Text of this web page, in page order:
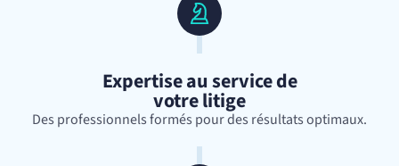
Expertise au service de
votre litige
Des professionnels formés pour des résultats optimaux.